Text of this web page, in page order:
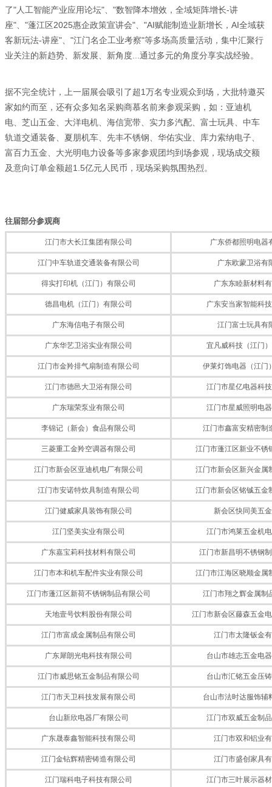
了"人工智能产业应用论坛"、"数智降本增效，全域矩阵增长-讲
座"、"蓬江区2025惠企政策宣讲会"、"AI赋能制造业新增长，AI全域获
客新玩法-讲座"、"江门名企工业考察"等多场高质量活动，集中汇聚行
业关注的新趋势、新发展、新角度...通过多元的角度分享实战经验。
据不完全统计，上一届展会吸引了超1万名专业观众到场，大批特邀买
家如约而至，还有众多知名采购商慕名前来参观采购，如：亚迪机
电、芝山五金、大洋电机、海信宽带、实力多汽配、富士玩具、中车
轨道交通装备、夏朋机车、先丰不锈钢、华佑实业、库力索纳电子、
富百力五金、大光明电力设备等多家参观团均到场参观，现场成交额
及意向订单金额超1.5亿元人民币，现场采购氛围热烈。
往届部分参观商
江门市大长江集团有限公司 广东侨都照明电器
江门中车轨道交通装备有限公司 广东欧蒙卫浴有
得实打印机（江门）有限公司 广东东睦新材料
德昌电机（江门）有限公司 广东安当家智能科
广东海信电子有限公司 江门富士玩具有
广东华艺卫浴实业有限公司 宜凡威科技（江门
江门市金羚排气扇制造有限公司 伊莱灯饰电器（江门
江门市德邑大卫浴有限公司 江门市星亿电器科
广东瑞荣泵业有限公司 江门市星威照明电
李锦记（新会）食品有限公司 江门市鑫富安精密制
三菱重工金羚空调器有限公司 江门市蓬江区新业不锈
江门市新会区亚迪机电厂有限公司 江门市新会区新兴金属
江门市安诺特炊具制造有限公司 江门市新会区铭铖五金
江门健威家具装饰有限公司 新会区快同美五
江门坚美实业有限公司 江门市鸿莱五金机
广东嘉宝莉科技材料有限公司 江门市新昌明不锈钢
江门市本和机车配件实业有限公司 江门市江海区晓顺金属
江门市蓬江区新荷不锈钢制品有限公司 江门市翔之辉金属制
天地壹号饮料股份有限公司 江门市新会区藤森五金
江门市富成金属制品有限公司 江门市太隆钣金
广东犀朗光电科技有限公司 台山市雄志五金电
江门市威思铭五金制品有限公司 台山市汇铭五金压
江门市天卫科技发展有限公司 台山市法时达服饰辅
台山新欣电器厂有限公司 江门市双威五金制
广东晟泰鑫智能科技有限公司 江门市双和铝业
江门金钻辉精密铸造有限公司 江门市盛创家具
江门瑞科电子科技有限公司 江门市三叶展示器